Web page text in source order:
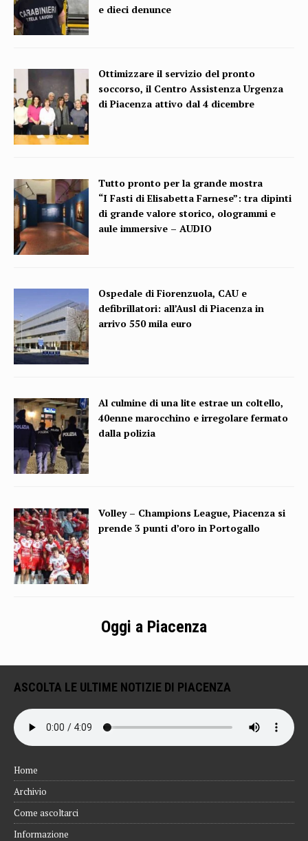
e dieci denunce
Ottimizzare il servizio del pronto
soccorso, il Centro Assistenza Urgenza
di Piacenza attivo dal 4 dicembre
Tutto pronto per la grande mostra
“I Fasti di Elisabetta Farnese”: tra dipinti
di grande valore storico, ologrammi e
aule immersive – AUDIO
Ospedale di Fiorenzuola, CAU e
defibrillatori: all’Ausl di Piacenza in
arrivo 550 mila euro
Al culmine di una lite estrae un coltello,
40enne marocchino e irregolare fermato
dalla polizia
Volley – Champions League, Piacenza si
prende 3 punti d’oro in Portogallo
Oggi a Piacenza
ASCOLTA LE ULTIME NOTIZIE DI PIACENZA
Home
Archivio
Come ascoltarci
Informazione